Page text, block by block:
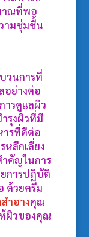
าณที่พอ
ามชุ่มชื้น
วนการที่
อย่างต่อ
ารดูแลผิว
รุงผิวที่มี
ารที่ดีต่อ
หลีกเลี่ยง
คัญในการ
การปฏิบัติ
ด้วยครีม
ำอางคุณ
ห้ผิวของคุณ